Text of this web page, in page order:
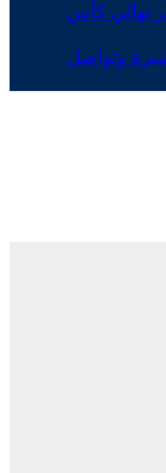
نهائي كأس
وتواصل